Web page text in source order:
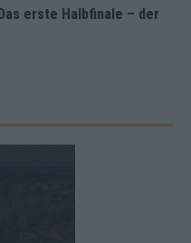
erste Halbfinale – der